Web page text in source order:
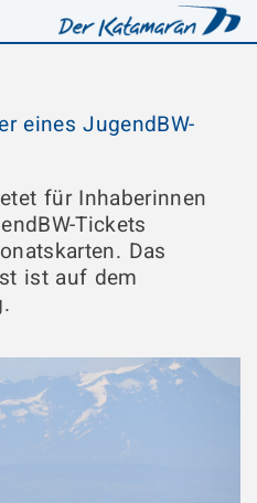
eines JugendBW-
für Inhaberinnen
Tickets
Das
ist auf dem